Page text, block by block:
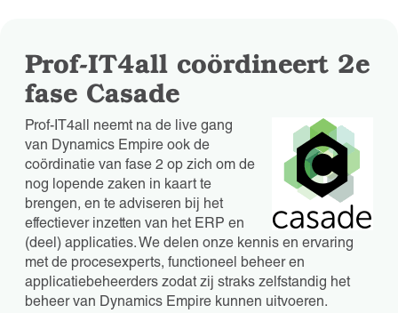
Prof-IT4all coördineert 2e
fase Casade
Prof-IT4all neemt na de live gang
van Dynamics Empire ook de
coördinatie van fase 2 op zich om de
nog lopende zaken in kaart te
brengen, en te adviseren bij het
effectiever inzetten van het ERP en
(deel) applicaties. We delen onze kennis en ervaring
met de procesexperts, functioneel beheer en
applicatiebeheerders zodat zij straks zelfstandig het
beheer van Dynamics Empire kunnen uitvoeren.